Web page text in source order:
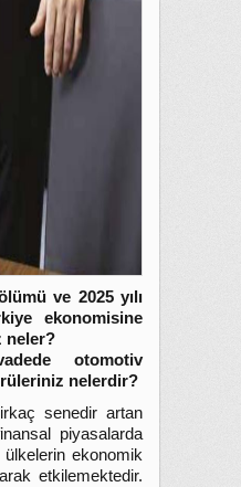
ve 2025 yılı
ekonomisine
neler?
otomotiv
nelerdir?
senedir artan
piyasalarda
ekonomik
etkilemektedir.